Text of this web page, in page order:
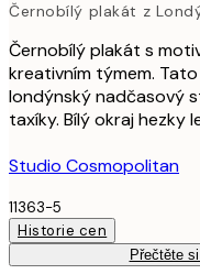
Černobílý plakát z
Černobílý plakát s
kreativním týmem.
londýnský nadčasový
taxíky. Bílý okraj hezky
Studio Cosmopolitan
11363-5
Historie cen
Přečtěte